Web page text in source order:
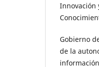
Innovación
Gobierno
de la